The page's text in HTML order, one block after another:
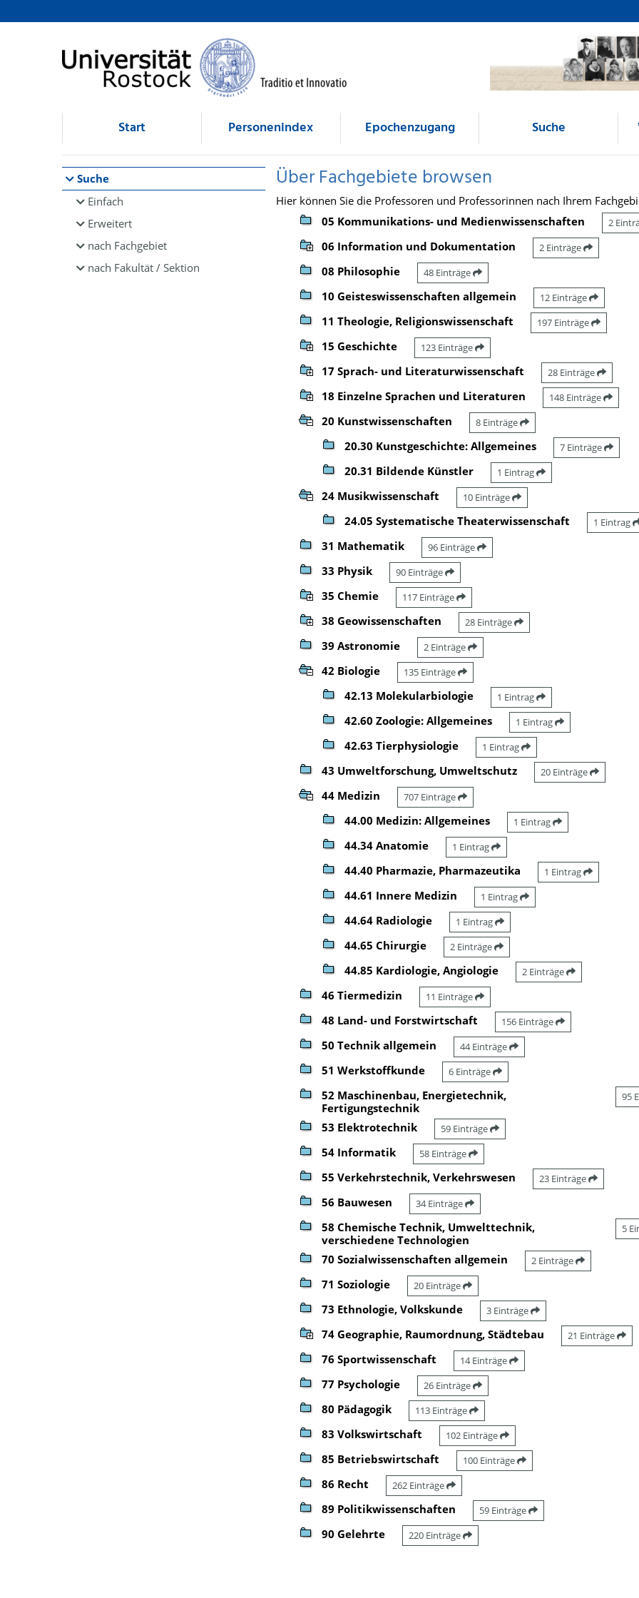
Browsen
direkt zum Inhalt
Start Personenindex Epochenzugang Suche
Suche
Einfach
Erweitert
nach Fachgebiet
nach Fakultät / Sektion
Über Fachgebiete browsen
Hier können Sie die Professoren und Professorinnen nach Ihrem
05 Kommunikations- und Medienwissenschaften
2
06 Information und Dokumentation 2 Einträge
08 Philosophie 48 Einträge
10 Geisteswissenschaften allgemein 12 Einträge
11 Theologie, Religionswissenschaft 197 Einträge
15 Geschichte 123 Einträge
17 Sprach- und Literaturwissenschaft 28 Einträge
18 Einzelne Sprachen und Literaturen 148 Einträge
20 Kunstwissenschaften 8 Einträge
20.30 Kunstgeschichte: Allgemeines 7 Einträge
20.31 Bildende Künstler 1 Eintrag
24 Musikwissenschaft 10 Einträge
24.05 Systematische Theaterwissenschaft 1 Eintrag
31 Mathematik 96 Einträge
33 Physik 90 Einträge
35 Chemie 117 Einträge
38 Geowissenschaften 28 Einträge
39 Astronomie 2 Einträge
42 Biologie 135 Einträge
42.13 Molekularbiologie 1 Eintrag
42.60 Zoologie: Allgemeines 1 Eintrag
42.63 Tierphysiologie 1 Eintrag
43 Umweltforschung, Umweltschutz 20 Einträge
44 Medizin 707 Einträge
44.00 Medizin: Allgemeines 1 Eintrag
44.34 Anatomie 1 Eintrag
44.40 Pharmazie, Pharmazeutika 1 Eintrag
44.61 Innere Medizin 1 Eintrag
44.64 Radiologie 1 Eintrag
44.65 Chirurgie 2 Einträge
44.85 Kardiologie, Angiologie 2 Einträge
46 Tiermedizin 11 Einträge
48 Land- und Forstwirtschaft 156 Einträge
50 Technik allgemein 44 Einträge
51 Werkstoffkunde 6 Einträge
52 Maschinenbau, Energietechnik,
Fertigungstechnik
95
53 Elektrotechnik 59 Einträge
54 Informatik 58 Einträge
55 Verkehrstechnik, Verkehrswesen 23 Einträge
56 Bauwesen 34 Einträge
58 Chemische Technik, Umwelttechnik,
verschiedene Technologien
5
70 Sozialwissenschaften allgemein 2 Einträge
71 Soziologie 20 Einträge
73 Ethnologie, Volkskunde 3 Einträge
74 Geographie, Raumordnung, Städtebau 21 Einträge
76 Sportwissenschaft 14 Einträge
77 Psychologie 26 Einträge
80 Pädagogik 113 Einträge
83 Volkswirtschaft 102 Einträge
85 Betriebswirtschaft 100 Einträge
86 Recht 262 Einträge
89 Politikwissenschaften 59 Einträge
90 Gelehrte 220 Einträge